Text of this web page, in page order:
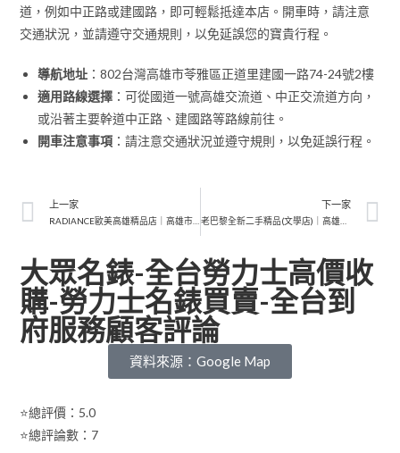
道，例如中正路或建國路，即可輕鬆抵達本店。開車時，請注意
交通狀況，並請遵守交通規則，以免延誤您的寶貴行程。
導航地址 ：802台灣高雄市苓雅區正道里建國一路74-24號2樓
適用路線選擇 ：可從國道一號高雄交流道、中正交流道方向，
或沿著主要幹道中正路、建國路等路線前往。
開車注意事項 ：請注意交通狀況並遵守規則，以免延誤行程。
上一家 下一家
老巴黎全新二手精品(文學店)｜高雄二手包｜權威鑑定，安心選購
大眾名錶-全台勞力士高價收
購-勞力士名錶買賣-全台到
府服務顧客評論
資料來源：Google Map
⭐總評價：5.0
⭐總評論數：7